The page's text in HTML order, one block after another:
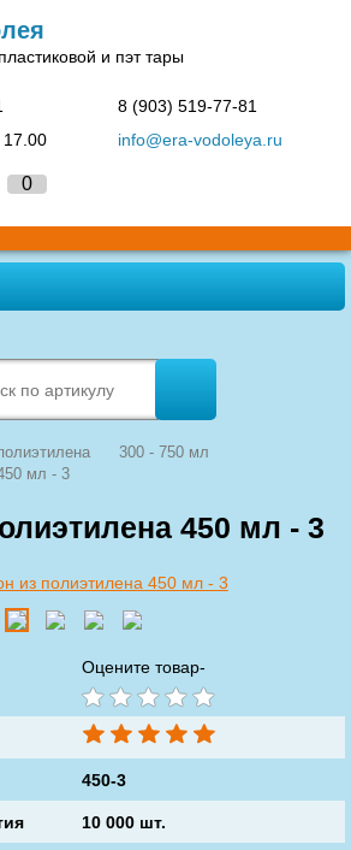
пластиковой и пэт тары
17.00
8 (903) 519-77-81
info@era-vodoleya.ru
0
300 - 750 мл
мл - 3
450 мл - 3
Оцените товар-
450-3
10 000 шт.